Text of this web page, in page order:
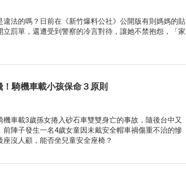
法的嗎？日前在《新竹爆料公社》公開版有則媽媽的貼
罰單，還遭受到警察的冷言對待，讓她不禁抱怨，「家
騎機車載小孩保命３原則
車載3歲孫女捲入砂石車雙雙身亡的事故，隨後台中又
陣子發生一名4歲女童因未戴安全帽車禍傷重不治的慘
沒人顧，能否坐兒童安全座椅？